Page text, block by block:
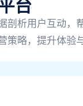
台
剖析用户互动，
策略，提升体验